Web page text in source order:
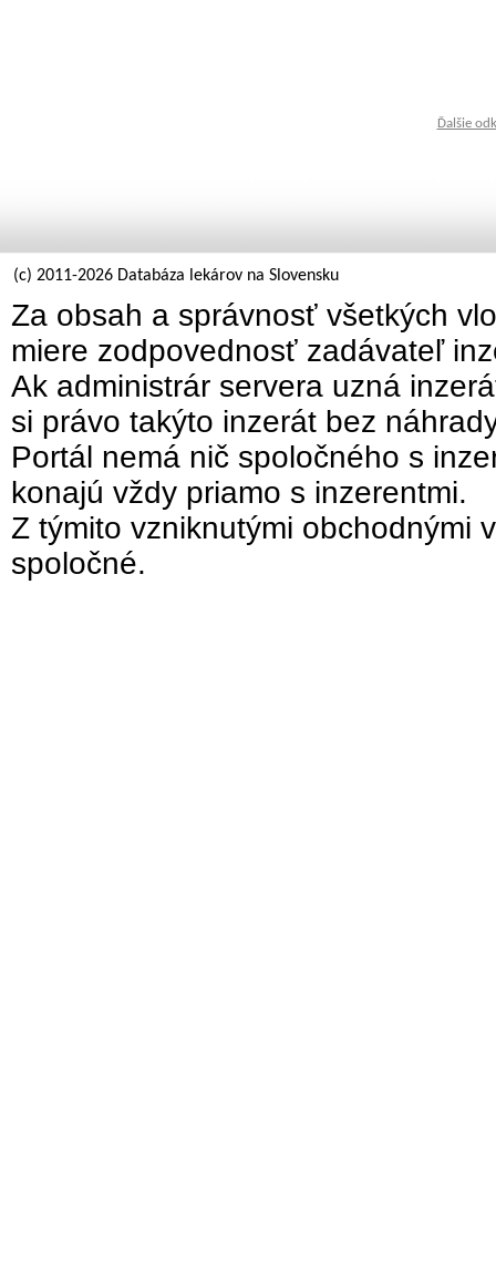
Ďalšie
(c) 2011-2026 Databáza lekárov na Slovensku
Za obsah a správnosť všetkých
miere zodpovednosť zadávateľ
Ak administrár servera uzná
si právo takýto inzerát bez
Portál nemá nič spoločného s
konajú vždy priamo s inzerentmi.
Z týmito vzniknutými obchodnými
spoločné.